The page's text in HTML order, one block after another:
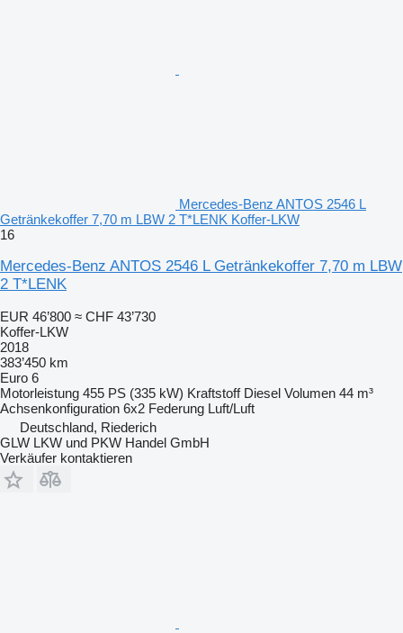
Mercedes-Benz ANTOS 2546 L
Getränkekoffer 7,70 m LBW 2 T*LENK Koffer-LKW
16
Mercedes-Benz ANTOS 2546 L Getränkekoffer 7,70 m LBW
2 T*LENK
EUR 46’800 ≈ CHF 43’730
Koffer-LKW
2018
383’450 km
Euro 6
Motorleistung 455 PS (335 kW) Kraftstoff Diesel Volumen 44 m³
Achsenkonfiguration 6x2 Federung Luft/Luft
Deutschland, Riederich
GLW LKW und PKW Handel GmbH
Verkäufer kontaktieren